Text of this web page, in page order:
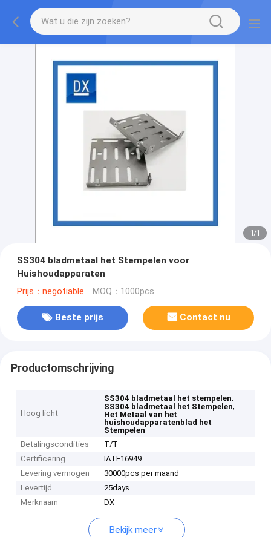
1/1
SS304 bladmetaal het Stempelen voor
Huishoudapparaten
Prijs：negotiable MOQ：1000pcs
Beste prijs Contact nu
Productomschrijving
Hoog licht
SS304 bladmetaal het stempelen,
SS304 bladmetaal het Stempelen,
Het Metaal van het
huishoudapparatenblad het
Stempelen
Betalingscondities
T/T
Certificering
IATF16949
Levering vermogen
30000pcs per maand
Levertijd
25days
Merknaam
DX
Bekijk meer